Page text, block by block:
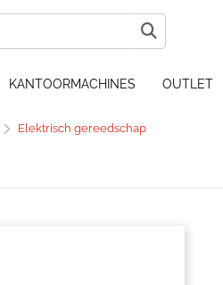
KANTOORMACHINES OUTLET
Elektrisch gereedschap